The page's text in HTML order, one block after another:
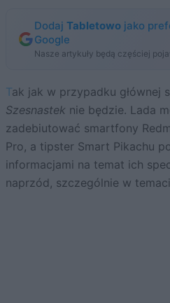
Dodaj Tabletowo jako
Google
Nasze artykuły będą częściej
Tak jak w przypadku
Szesnastek nie będzie. Lada
zadebiutować smartfony
Pro, a tipster Smart Pikachu
informacjami na temat ich
naprzód, szczególnie w